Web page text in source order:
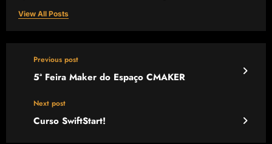
View All Posts
Previous post
5ª Feira Maker do Espaço CMAKER
Next post
Curso SwiftStart!